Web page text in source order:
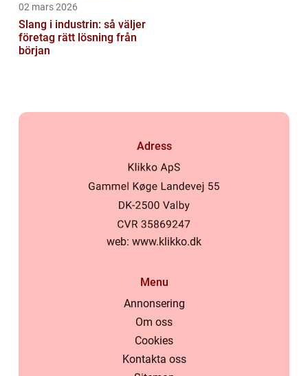
02 mars 2026
Slang i industrin: så väljer
företag rätt lösning från
början
Adress
web: www.klikko.dk
Menu
Annonsering
Om oss
Cookies
Kontakta oss